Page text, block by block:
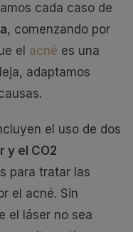
cada caso de
, comenzando por
el acné es una
adaptamos
el uso de dos
y el CO2
para tratar las
el acné. Sin
el láser no sea